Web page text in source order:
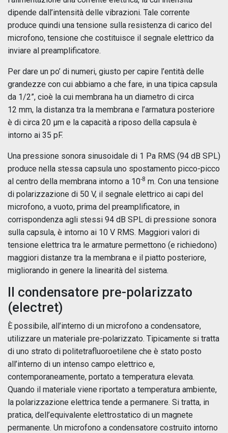
dipende dall’intensità delle vibrazioni. Tale corrente
produce quindi una tensione sulla resistenza di carico del
microfono, tensione che costituisce il segnale elettrico da
inviare al preamplificatore.
Per dare un po’ di numeri, giusto per capire l’entità delle
grandezze con cui abbiamo a che fare, in una tipica capsula
da 1/2”, cioè la cui membrana ha un diametro di circa
12 mm, la distanza tra la membrana e l’armatura posteriore
è di circa 20 µm e la capacità a riposo della capsula è
intorno ai 35 pF.
Una pressione sonora sinusoidale di 1 Pa RMS (94 dB SPL)
produce nella stessa capsula uno spostamento picco-picco
al centro della membrana intorno a 10-8 m. Con una tensione
di polarizzazione di 50 V, il segnale elettrico ai capi del
microfono, a vuoto, prima del preamplificatore, in
corrispondenza agli stessi 94 dB SPL di pressione sonora
sulla capsula, è intorno ai 10 V RMS. Maggiori valori di
tensione elettrica tra le armature permettono (e richiedono)
maggiori distanze tra la membrana e il piatto posteriore,
migliorando in genere la linearità del sistema.
Il condensatore pre-polarizzato
(electret)
È possibile, all’interno di un microfono a condensatore,
utilizzare un materiale pre-polarizzato. Tipicamente si tratta
di uno strato di politetrafluoroetilene che è stato posto
all’interno di un intenso campo elettrico e,
contemporaneamente, portato a temperatura elevata.
Quando il materiale viene riportato a temperatura ambiente,
la polarizzazione elettrica tende a permanere. Si tratta, in
pratica, dell’equivalente elettrostatico di un magnete
permanente. Un microfono a condensatore costruito intorno